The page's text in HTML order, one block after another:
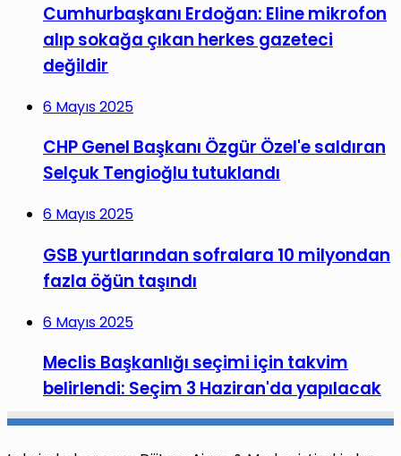
Cumhurbaşkanı Erdoğan: Eline mikrofon
alıp sokağa çıkan herkes gazeteci
değildir
6 Mayıs 2025
CHP Genel Başkanı Özgür Özel'e saldıran
Selçuk Tengioğlu tutuklandı
6 Mayıs 2025
GSB yurtlarından sofralara 10 milyondan
fazla öğün taşındı
6 Mayıs 2025
Meclis Başkanlığı seçimi için takvim
belirlendi: Seçim 3 Haziran'da yapılacak